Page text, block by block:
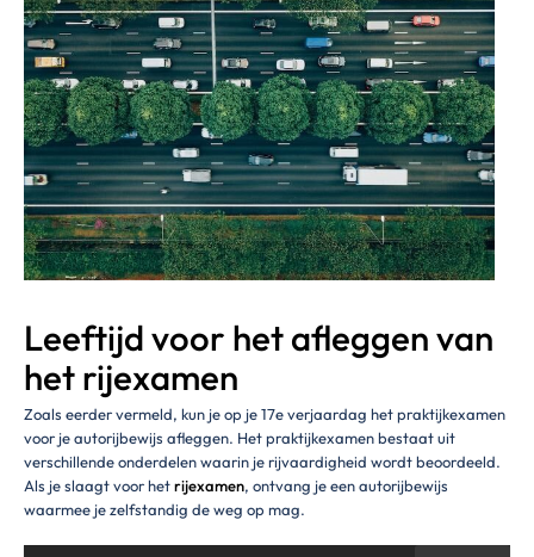
Leeftijd voor het afleggen van
het rijexamen
Zoals eerder vermeld, kun je op je 17e verjaardag het praktijkexamen
voor je autorijbewijs afleggen. Het praktijkexamen bestaat uit
verschillende onderdelen waarin je rijvaardigheid wordt beoordeeld.
Als je slaagt voor hetrijexamen, ontvang je een autorijbewijs
waarmee je zelfstandig de weg op mag.